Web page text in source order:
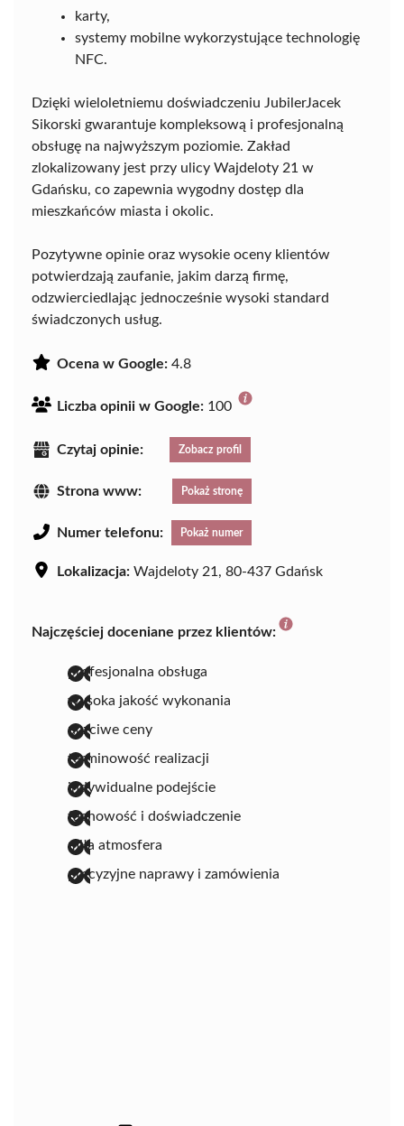
karty,
systemy mobilne wykorzystujące technologię
NFC.
Dzięki wieloletniemu doświadczeniu JubilerJacek
Sikorski gwarantuje kompleksową i profesjonalną
obsługę na najwyższym poziomie. Zakład
zlokalizowany jest przy ulicy Wajdeloty 21 w
Gdańsku, co zapewnia wygodny dostęp dla
mieszkańców miasta i okolic.
Pozytywne opinie oraz wysokie oceny klientów
potwierdzają zaufanie, jakim darzą firmę,
odzwierciedlając jednocześnie wysoki standard
świadczonych usług.
Ocena w Google: 4.8
Liczba opinii w Google: 100
Czytaj opinie: Zobacz profil
Strona www: Pokaż stronę
Numer telefonu: Pokaż numer
Lokalizacja: Wajdeloty 21, 80-437 Gdańsk
Najczęściej doceniane przez klientów:
profesjonalna obsługa
wysoka jakość wykonania
uczciwe ceny
terminowość realizacji
indywidualne podejście
fachowość i doświadczenie
miła atmosfera
precyzyjne naprawy i zamówienia